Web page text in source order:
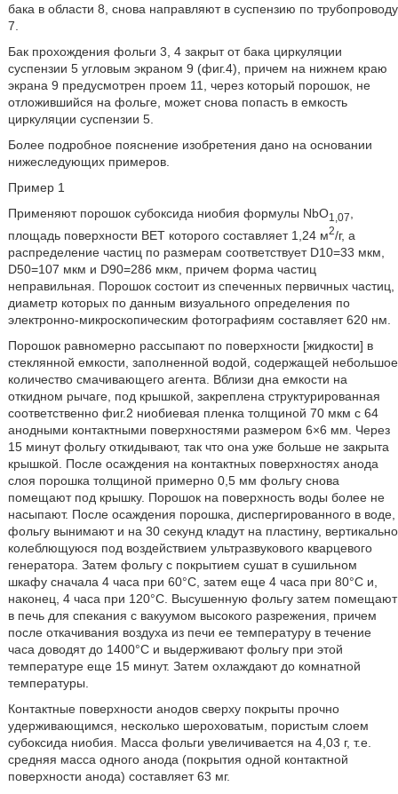
бака в области 8, снова направляют в суспензию по трубопроводу
7.
Бак прохождения фольги 3, 4 закрыт от бака циркуляции
суспензии 5 угловым экраном 9 (фиг.4), причем на нижнем краю
экрана 9 предусмотрен проем 11, через который порошок, не
отложившийся на фольге, может снова попасть в емкость
циркуляции суспензии 5.
Более подробное пояснение изобретения дано на основании
нижеследующих примеров.
Пример 1
Применяют порошок субоксида ниобия формулы NbO1,07
площадь поверхности BET которого составляет 1,24 м2/г, а
распределение частиц по размерам соответствует D10=33 мкм,
D50=107 мкм и D90=286 мкм, причем форма частиц
неправильная. Порошок состоит из спеченных первичных частиц,
диаметр которых по данным визуального определения по
электронно-микроскопическим фотографиям составляет 620 нм.
Порошок равномерно рассыпают по поверхности [жидкости] в
стеклянной емкости, заполненной водой, содержащей небольшое
количество смачивающего агента. Вблизи дна емкости на
откидном рычаге, под крышкой, закреплена структурированная
соответственно фиг.2 ниобиевая пленка толщиной 70 мкм с 64
анодными контактными поверхностями размером 6×6 мм. Через
15 минут фольгу откидывают, так что она уже больше не закрыта
крышкой. После осаждения на контактных поверхностях анода
слоя порошка толщиной примерно 0,5 мм фольгу снова
помещают под крышку. Порошок на поверхность воды более не
насыпают. После осаждения порошка, диспергированного в воде,
фольгу вынимают и на 30 секунд кладут на пластину, вертикально
колеблющуюся под воздействием ультразвукового кварцевого
генератора. Затем фольгу с покрытием сушат в сушильном
шкафу сначала 4 часа при 60°С, затем еще 4 часа при 80°С и,
наконец, 4 часа при 120°С. Высушенную фольгу затем помещают
в печь для спекания с вакуумом высокого разрежения, причем
после откачивания воздуха из печи ее температуру в течение
часа доводят до 1400°С и выдерживают фольгу при этой
температуре еще 15 минут. Затем охлаждают до комнатной
температуры.
Контактные поверхности анодов сверху покрыты прочно
удерживающимся, несколько шероховатым, пористым слоем
субоксида ниобия. Масса фольги увеличивается на 4,03 г, т.е.
средняя масса одного анода (покрытия одной контактной
поверхности анода) составляет 63 мг.